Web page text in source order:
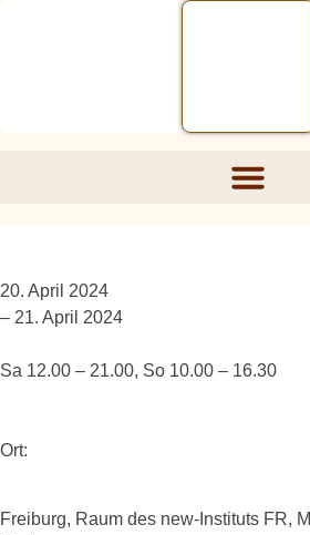
20. April 2024
– 21. April 2024
Sa 12.00 – 21.00, So 10.00 – 16.30
Ort:
Freiburg, Raum des new-Instituts FR,